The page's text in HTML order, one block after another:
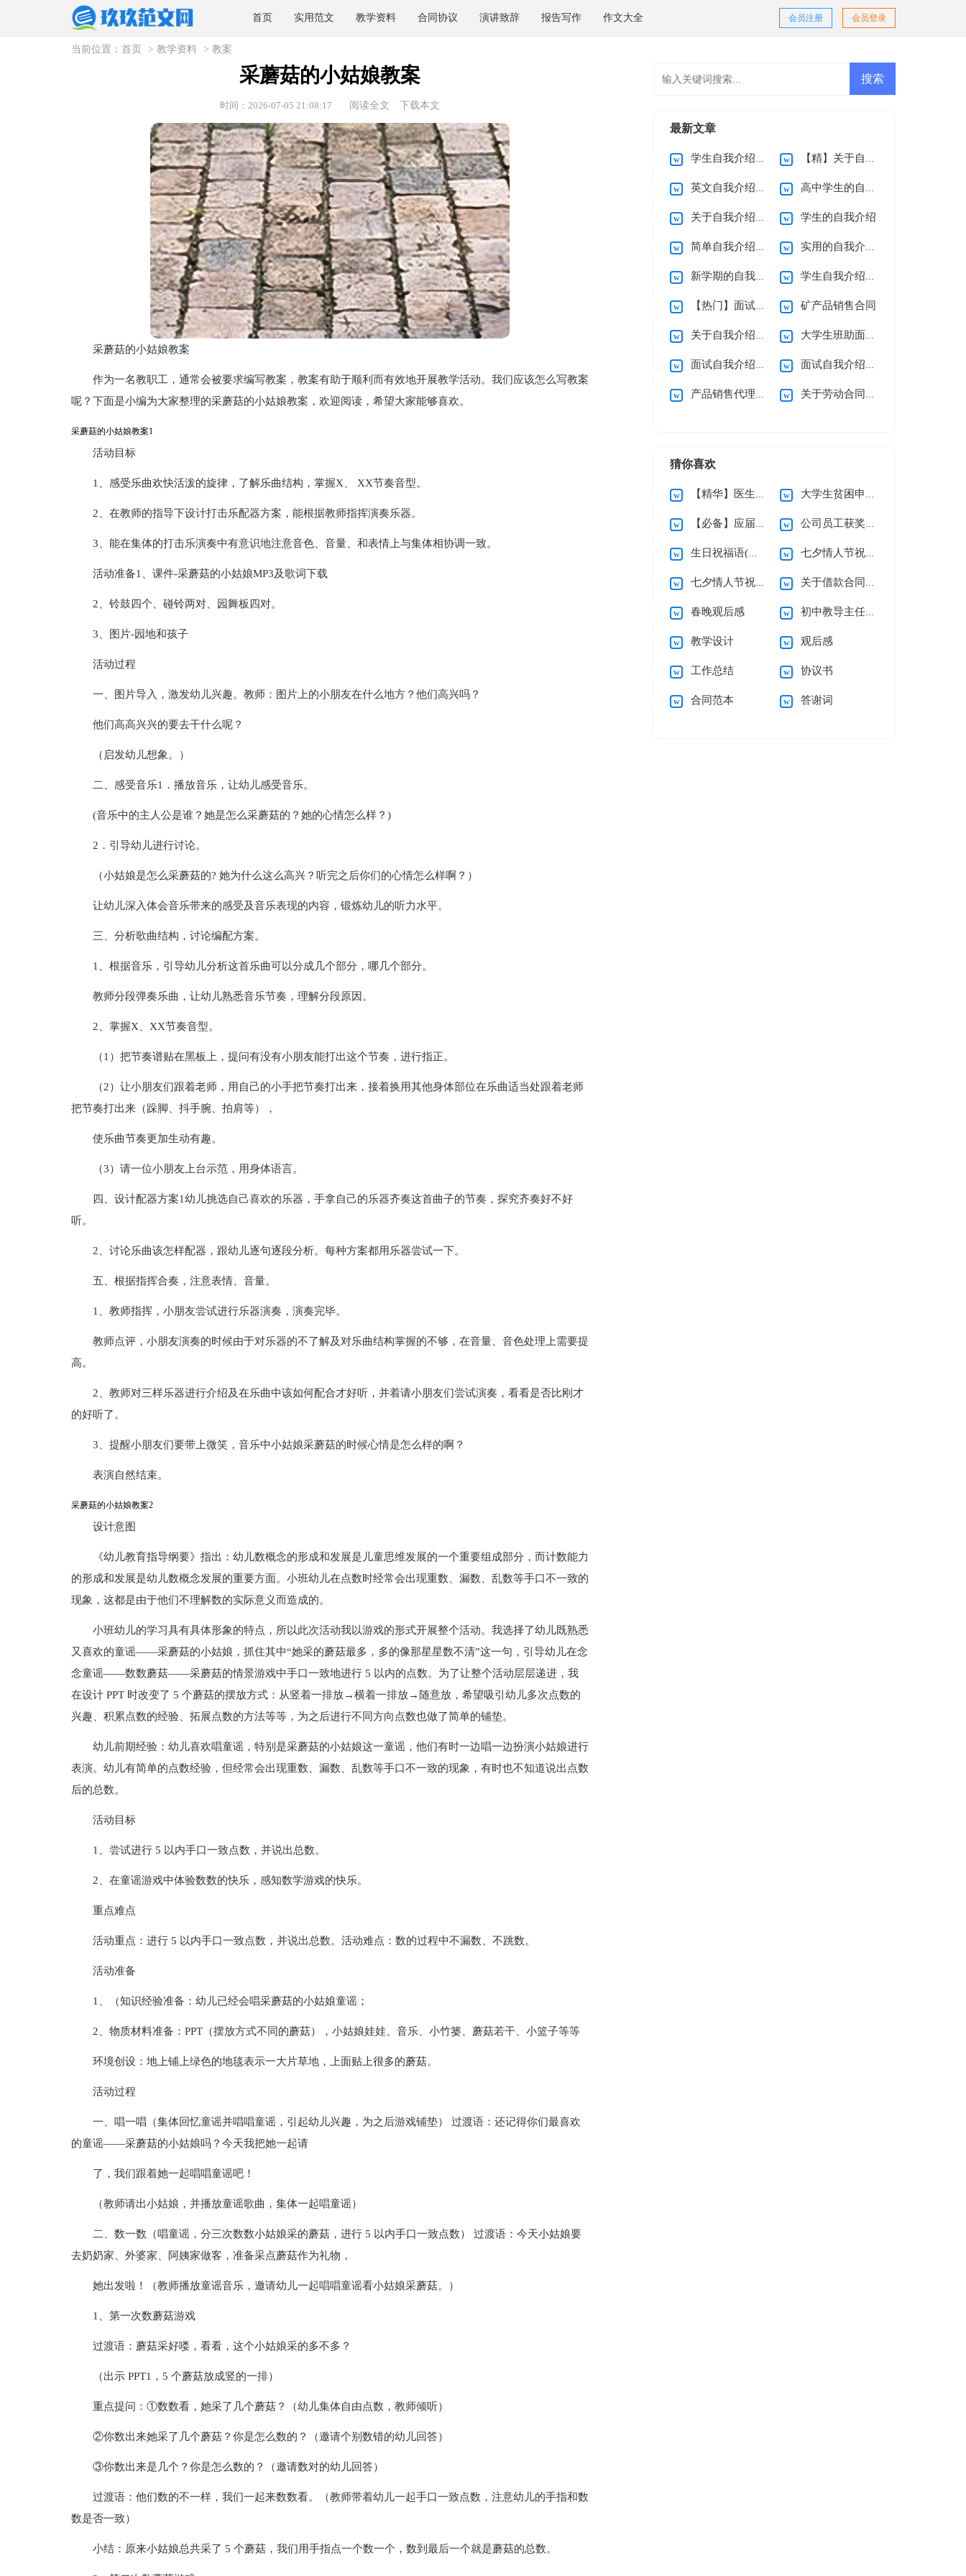
首页 实用范文 教学资料 合同协议 演讲致辞 报告写作 作文大全 会员登录
会员注册
当前位置： 首页 > 教学资料 > 教案
采蘑菇的小姑娘教案
时间：2026-07-05 21:08:17 阅读全文 下载本文
采蘑菇的小姑娘教案
作为一名教职工，通常会被要求编写教案，教案有助于顺利而有效地开展教学活动。我们应该怎么写教案
呢？下面是小编为大家整理的采蘑菇的小姑娘教案，欢迎阅读，希望大家能够喜欢。
采蘑菇的小姑娘教案1
活动目标
1、感受乐曲欢快活泼的旋律，了解乐曲结构，掌握X、 XX节奏音型。
2、在教师的指导下设计打击乐配器方案，能根据教师指挥演奏乐器。
3、能在集体的打击乐演奏中有意识地注意音色、音量、和表情上与集体相协调一致。
活动准备1、课件-采蘑菇的小姑娘MP3及歌词下载
2、铃鼓四个、碰铃两对、园舞板四对。
3、图片-园地和孩子
活动过程
一、图片导入，激发幼儿兴趣。教师：图片上的小朋友在什么地方？他们高兴吗？
他们高高兴兴的要去干什么呢？
（启发幼儿想象。）
二、感受音乐1．播放音乐，让幼儿感受音乐。
(音乐中的主人公是谁？她是怎么采蘑菇的？她的心情怎么样？)
2．引导幼儿进行讨论。
（小姑娘是怎么采蘑菇的? 她为什么这么高兴？听完之后你们的心情怎么样啊？）
让幼儿深入体会音乐带来的感受及音乐表现的内容，锻炼幼儿的听力水平。
三、分析歌曲结构，讨论编配方案。
1、根据音乐，引导幼儿分析这首乐曲可以分成几个部分，哪几个部分。
教师分段弹奏乐曲，让幼儿熟悉音乐节奏，理解分段原因。
2、掌握X、XX节奏音型。
（1）把节奏谱贴在黑板上，提问有没有小朋友能打出这个节奏，进行指正。
（2）让小朋友们跟着老师，用自己的小手把节奏打出来，接着换用其他身体部位在乐曲适当处跟着老师
把节奏打出来（跺脚、抖手腕、拍肩等），
使乐曲节奏更加生动有趣。
（3）请一位小朋友上台示范，用身体语言。
四、设计配器方案1幼儿挑选自己喜欢的乐器，手拿自己的乐器齐奏这首曲子的节奏，探究齐奏好不好
听。
2、讨论乐曲该怎样配器，跟幼儿逐句逐段分析。每种方案都用乐器尝试一下。
五、根据指挥合奏，注意表情、音量。
1、教师指挥，小朋友尝试进行乐器演奏，演奏完毕。
教师点评，小朋友演奏的时候由于对乐器的不了解及对乐曲结构掌握的不够，在音量、音色处理上需要提
高。
2、教师对三样乐器进行介绍及在乐曲中该如何配合才好听，并着请小朋友们尝试演奏，看看是否比刚才
的好听了。
3、提醒小朋友们要带上微笑，音乐中小姑娘采蘑菇的时候心情是怎么样的啊？
表演自然结束。
采蘑菇的小姑娘教案2
设计意图
《幼儿教育指导纲要》指出：幼儿数概念的形成和发展是儿童思维发展的一个重要组成部分，而计数能力
的形成和发展是幼儿数概念发展的重要方面。小班幼儿在点数时经常会出现重数、漏数、乱数等手口不一致的
现象，这都是由于他们不理解数的实际意义而造成的。
小班幼儿的学习具有具体形象的特点，所以此次活动我以游戏的形式开展整个活动。我选择了幼儿既熟悉
又喜欢的童谣——采蘑菇的小姑娘，抓住其中“她采的蘑菇最多，多的像那星星数不清”这一句，引导幼儿在念
念童谣——数数蘑菇——采蘑菇的情景游戏中手口一致地进行 5 以内的点数。为了让整个活动层层递进，我
在设计 PPT 时改变了 5 个蘑菇的摆放方式：从竖着一排放→横着一排放→随意放，希望吸引幼儿多次点数的
兴趣、积累点数的经验、拓展点数的方法等等，为之后进行不同方向点数也做了简单的铺垫。
幼儿前期经验：幼儿喜欢唱童谣，特别是采蘑菇的小姑娘这一童谣，他们有时一边唱一边扮演小姑娘进行
表演。幼儿有简单的点数经验，但经常会出现重数、漏数、乱数等手口不一致的现象，有时也不知道说出点数
后的总数。
活动目标
1、尝试进行 5 以内手口一致点数，并说出总数。
2、在童谣游戏中体验数数的快乐，感知数学游戏的快乐。
重点难点
活动重点：进行 5 以内手口一致点数，并说出总数。活动难点：数的过程中不漏数、不跳数。
活动准备
1、（知识经验准备：幼儿已经会唱采蘑菇的小姑娘童谣；
2、物质材料准备：PPT（摆放方式不同的蘑菇），小姑娘娃娃、音乐、小竹篓、蘑菇若干、小篮子等等
环境创设：地上铺上绿色的地毯表示一大片草地，上面贴上很多的蘑菇。
活动过程
一、唱一唱（集体回忆童谣并唱唱童谣，引起幼儿兴趣，为之后游戏铺垫） 过渡语：还记得你们最喜欢
的童谣——采蘑菇的小姑娘吗？今天我把她一起请
了，我们跟着她一起唱唱童谣吧！
（教师请出小姑娘，并播放童谣歌曲，集体一起唱童谣）
二、数一数（唱童谣，分三次数数小姑娘采的蘑菇，进行 5 以内手口一致点数） 过渡语：今天小姑娘要
去奶奶家、外婆家、阿姨家做客，准备采点蘑菇作为礼物，
她出发啦！（教师播放童谣音乐，邀请幼儿一起唱唱童谣看小姑娘采蘑菇。）
1、第一次数蘑菇游戏
过渡语：蘑菇采好喽，看看，这个小姑娘采的多不多？
（出示 PPT1，5 个蘑菇放成竖的一排）
重点提问：①数数看，她采了几个蘑菇？（幼儿集体自由点数，教师倾听）
②你数出来她采了几个蘑菇？你是怎么数的？（邀请个别数错的幼儿回答）
③你数出来是几个？你是怎么数的？（邀请数对的幼儿回答）
过渡语：他们数的不一样，我们一起来数数看。（教师带着幼儿一起手口一致点数，注意幼儿的手指和数
数是否一致）
小结：原来小姑娘总共采了 5 个蘑菇，我们用手指点一个数一个，数到最后一个就是蘑菇的总数。
最新文章
学生自我介绍范文 【精】关于自我介绍
英文自我介绍集合15篇 高中学生的自我介绍
关于自我介绍(精选15篇) 学生的自我介绍
简单自我介绍(15篇) 实用的自我介绍15篇
新学期的自我介绍 学生自我介绍【热门】
【热门】面试自我介绍 矿产品销售合同
关于自我介绍【荐】 大学生班助面试自我介绍
面试自我介绍【精】 面试自我介绍(合集15篇)
产品销售代理合同(15篇) 关于劳动合同的注意事项
猜你喜欢
【精华】医生的辞职报告三篇 大学生贫困申请书(精选15篇)
【必备】应届生求职信四篇 公司员工获奖感言
生日祝福语(精选15篇) 七夕情人节祝福语汇编15篇
七夕情人节祝福语汇编15篇 关于借款合同合集15篇
春晚观后感 初中教导主任个人述职报告
教学设计 观后感
工作总结 协议书
合同范本 答谢词